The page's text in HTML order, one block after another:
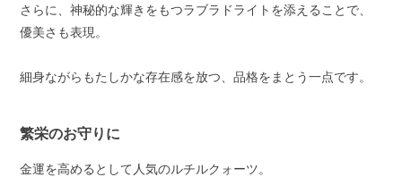
さらに、神秘的な輝きをもつラブラドライトを添えることで、
優美さも表現。
細身ながらもたしかな存在感を放つ、品格をまとう一点です。
繁栄のお守りに
金運を高めるとして人気のルチルクォーツ。